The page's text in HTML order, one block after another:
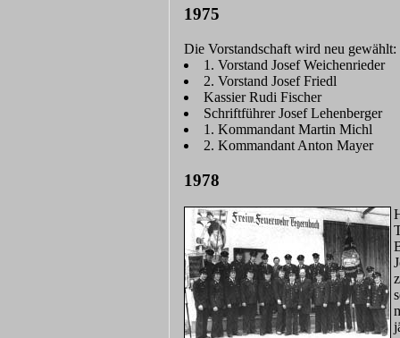
1975
Die Vorstandschaft wird neu gewählt:
1. Vorstand Josef Weichenrieder
2. Vorstand Josef Friedl
Kassier Rudi Fischer
Schriftführer Josef Lehenberger
1. Kommandant Martin Michl
2. Kommandant Anton Mayer
1978